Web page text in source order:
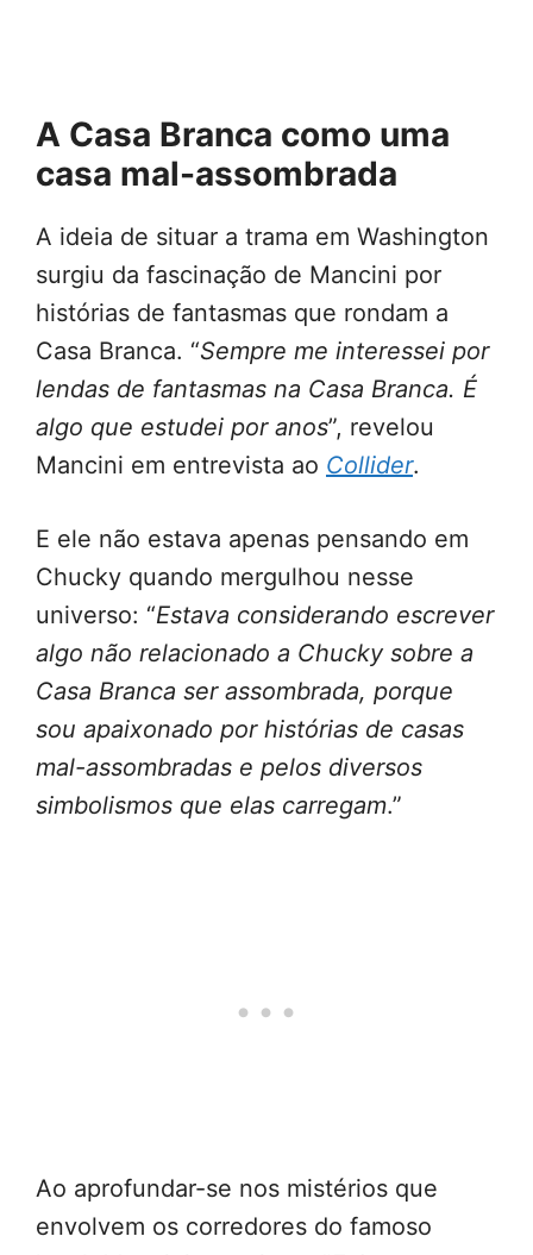
A Casa Branca como uma
casa mal-assombrada
A ideia de situar a trama em Washington
surgiu da fascinação de Mancini por
histórias de fantasmas que rondam a
Casa Branca. “Sempre me interessei por
lendas de fantasmas na Casa Branca. É
algo que estudei por anos”, revelou
Mancini em entrevista ao Collider.
E ele não estava apenas pensando em
Chucky quando mergulhou nesse
universo: “Estava considerando escrever
algo não relacionado a Chucky sobre a
Casa Branca ser assombrada, porque
sou apaixonado por histórias de casas
mal-assombradas e pelos diversos
simbolismos que elas carregam.”
Ao aprofundar-se nos mistérios que
envolvem os corredores do famoso